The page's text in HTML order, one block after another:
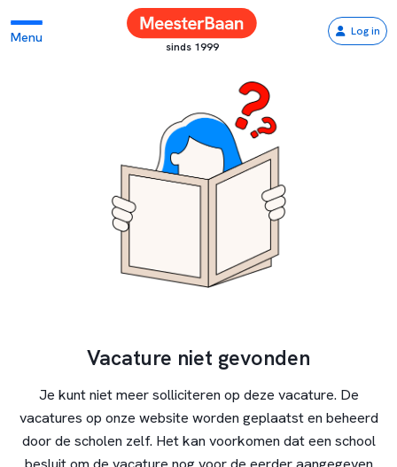
Menu
sinds 1999
Log in
Vacature niet gevonden
Je kunt niet meer solliciteren op deze vacature. De
vacatures op onze website worden geplaatst en beheerd
door de scholen zelf. Het kan voorkomen dat een school